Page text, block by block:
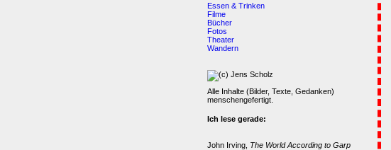
Essen & Trinken
Filme
Bücher
Fotos
Theater
Wandern
Alle Inhalte (Bilder, Texte, Gedanken)
menschengefertigt.
Ich lese gerade:
John Irving, The World According to Garp